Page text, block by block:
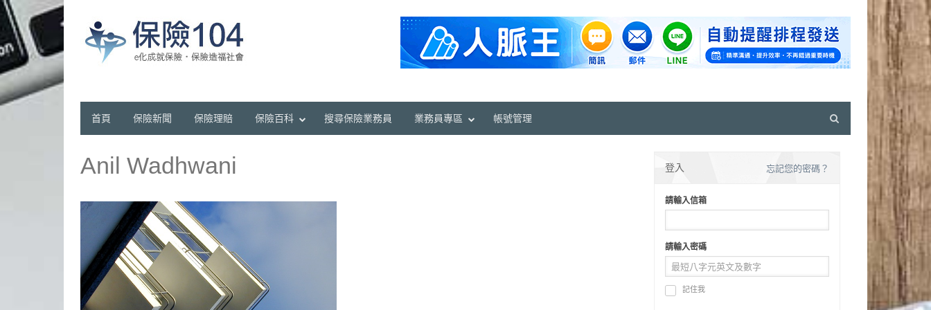
首頁 保險新聞 保險理賠 保險百科 搜尋保險業務員 業務員專區 帳號管理
Anil Wadhwani 登入 忘記您的密碼？
請輸入信箱
請輸入密碼
記住我